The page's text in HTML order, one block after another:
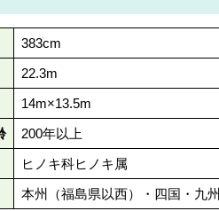
383cm
22.3m
14m×13.5m
200年以上
ヒノキ科ヒノキ属
本州（福島県以西）・四国・九州